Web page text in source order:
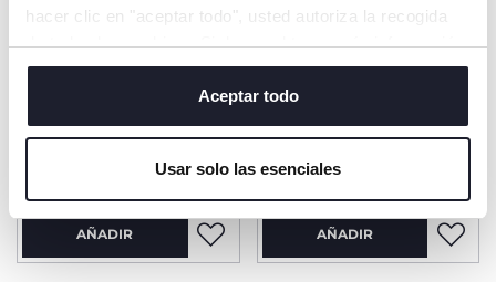
hacer clic en "aceptar todo", usted autoriza la recogida
de todas las cookies. Si desea obtener más información
o cambiar o revocar el consentimiento de todas o
algunas cookies, haga clic en "mostrar detalles". Al
cerrar este banner, usted consiente en utilizar
servicio solicitado.
Aceptar todo
Usar solo las esenciales
Poni Peekaboo WOW
AÑADIR
Móvil de cuna con
€ 46,99
AÑADIR